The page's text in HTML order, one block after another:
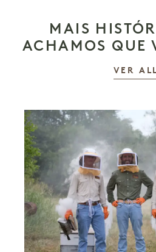
MAIS
ACHAMOS QUE
VER